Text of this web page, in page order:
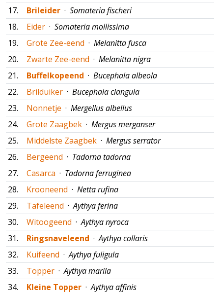
17.
Brileider · Somateria fischeri
18.
Eider · Somateria mollissima
19.
Grote Zee-eend · Melanitta fusca
20.
Zwarte Zee-eend · Melanitta nigra
21.
Buffelkopeend · Bucephala albeola
22.
Brilduiker · Bucephala clangula
23.
Nonnetje · Mergellus albellus
24.
Grote Zaagbek · Mergus merganser
25.
Middelste Zaagbek · Mergus serrator
26.
Bergeend · Tadorna tadorna
27.
Casarca · Tadorna ferruginea
28.
Krooneend · Netta rufina
29.
Tafeleend ·Aythya ferina
30.
Witoogeend ·Aythya nyroca
31.
Ringsnaveleend ·Aythya collaris
32.
Kuifeend ·Aythya fuligula
33.
Topper ·Aythya marila
34.
Kleine Topper ·Aythya affinis